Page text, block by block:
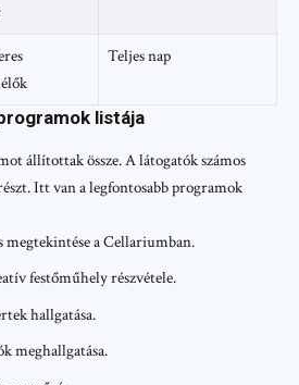
Teljes nap
listája
állítottak össze. A látogatók számos
Itt van a legfontosabb programok
a Cellariumban.
festőműhely részvétele.
hallgatása.
meghallgatása.